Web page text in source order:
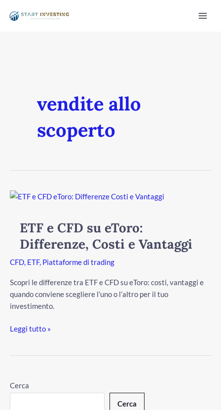
vendite allo
scoperto
ETF e CFD su eToro:
Differenze, Costi e Vantaggi
CFD, ETF, Piattaforme di trading
Scopri le differenze tra ETF e CFD su eToro: costi, vantaggi e
quando conviene scegliere l’uno o l’altro per il tuo
investimento.
ETF
eToro:
Costi
Vantaggi
Leggi tutto »
Cerca
Cerca